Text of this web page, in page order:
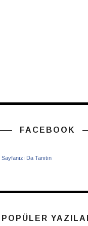
FACEBOOK
Sayfanızı Da Tanıtın
POPÜLER